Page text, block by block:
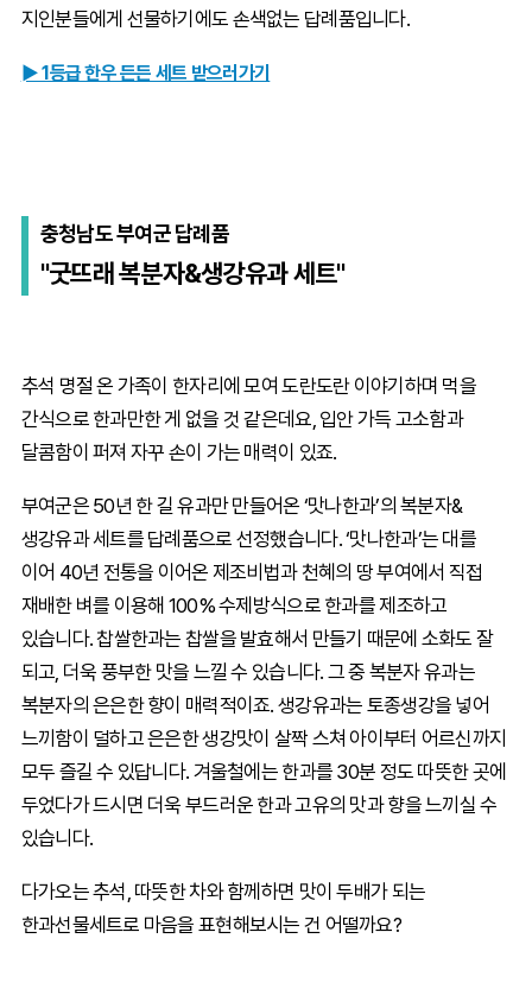
지인분들에게 선물하기에도 손색없는 답례품입니다.
► 1등급 한우 든든 세트 받으러가기
충청남도 부여군 답례품
"굿뜨래 복분자&생강유과 세트"
추석 명절 온 가족이 한자리에 모여 도란도란 이야기하며 먹을
간식으로 한과만한 게 없을 것 같은데요, 입안 가득 고소함과
달콤함이 퍼져 자꾸 손이 가는 매력이 있죠.
부여군은 50년 한 길 유과만 만들어온 ‘맛나한과’의 복분자&
생강유과 세트를 답례품으로 선정했습니다. ‘맛나한과’는 대를
이어 40년 전통을 이어온 제조비법과 천혜의 땅 부여에서 직접
재배한 벼를 이용해 100% 수제방식으로 한과를 제조하고
있습니다. 찹쌀한과는 찹쌀을 발효해서 만들기 때문에 소화도 잘
되고, 더욱 풍부한 맛을 느낄 수 있습니다. 그 중 복분자 유과는
복분자의 은은한 향이 매력적이죠. 생강유과는 토종생강을 넣어
느끼함이 덜하고 은은한 생강맛이 살짝 스쳐 아이부터 어르신까지
모두 즐길 수 있답니다. 겨울철에는 한과를 30분 정도 따뜻한 곳에
두었다가 드시면 더욱 부드러운 한과 고유의 맛과 향을 느끼실 수
있습니다.
다가오는 추석, 따뜻한 차와 함께하면 맛이 두배가 되는
한과선물세트로 마음을 표현해보시는 건 어떨까요?